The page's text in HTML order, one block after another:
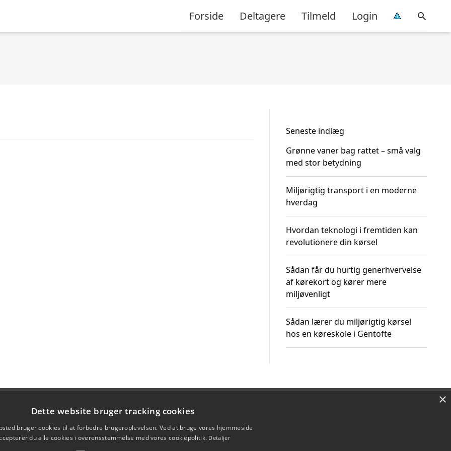
Forside Deltagere Tilmeld Login
Seneste indlæg
Grønne vaner bag rattet – små valg
med stor betydning
Miljørigtig transport i en moderne
hverdag
Hvordan teknologi i fremtiden kan
revolutionere din kørsel
Sådan får du hurtig generhvervelse
af kørekort og kører mere
miljøvenligt
Sådan lærer du miljørigtig kørsel
hos en køreskole i Gentofte
×
Dette website bruger tracking cookies
bruger cookies til at forbedre brugeroplevelsen. Ved at bruge vores hjemmeside
du alle cookies i overensstemmelse med vores cookiepolitik. Detaljer